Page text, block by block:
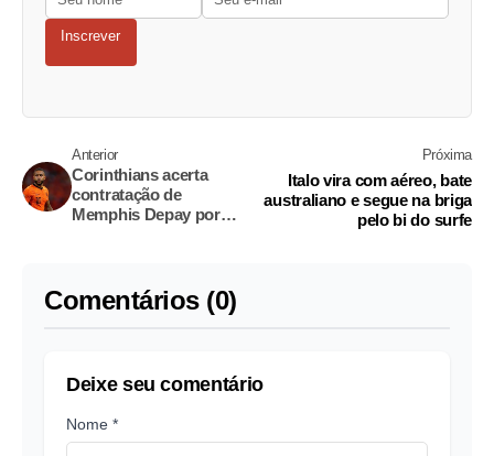
Inscrever
Anterior
Corinthians acerta
contratação de
Memphis Depay por
Próxima
Italo vira com aéreo, bate
australiano e segue na briga
pelo bi do surfe
Comentários (0)
Deixe seu comentário
Nome *